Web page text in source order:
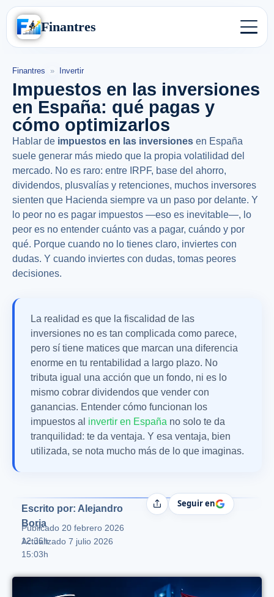
Finantres
Finantres » Invertir
Impuestos en las inversiones
en España: qué pagas y
cómo optimizarlos
Hablar de impuestos en las inversiones en España
suele generar más miedo que la propia volatilidad del
mercado. No es raro: entre IRPF, base del ahorro,
dividendos, plusvalías y retenciones, muchos inversores
sienten que Hacienda siempre va un paso por delante. Y
lo peor no es pagar impuestos —eso es inevitable—, lo
peor es no entender cuánto vas a pagar, cuándo y por
qué. Porque cuando no lo tienes claro, inviertes con
dudas. Y cuando inviertes con dudas, tomas peores
decisiones.
La realidad es que la fiscalidad de las
inversiones no es tan complicada como parece,
pero sí tiene matices que marcan una diferencia
enorme en tu rentabilidad a largo plazo. No
tributa igual una acción que un fondo, ni es lo
mismo cobrar dividendos que vender con
ganancias. Entender cómo funcionan los
impuestos al invertir en España no solo te da
tranquilidad: te da ventaja. Y esa ventaja, bien
utilizada, se nota mucho más de lo que imaginas.
Escrito por: Alejandro
Borja
Publicado 20 febrero 2026
12:36h
Actualizado 7 julio 2026
15:03h
CompartirSeguir en